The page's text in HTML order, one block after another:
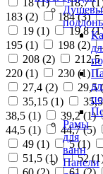
Рамы
для
ванн
Панели
183 (2) 184 (3)
19 (1) 19,8 (1
195 (1) 198 (2)
208 (2) 212,5
220 (1) 230 (1)
27,4 (2) 29,5 (
35,15 (1)
38,5 (1) 39,2 (1)
44,5 (1) 44,7 (5)
49 (1) 5 (1)
51,5 (1) 52 (1